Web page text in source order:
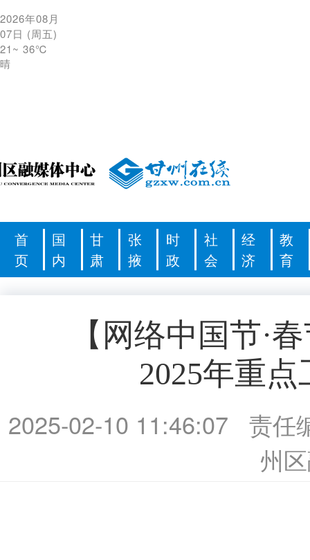
2026年08月
07日 (周五)
21~ 36℃
晴
首
页
国
内
甘
肃
张
掖
时
政
社
会
经
济
教
育
【网络中国节·
2025年重
2025-02-10 11:46:07
责任
州